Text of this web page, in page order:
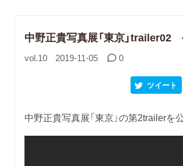
中野正貴写真展「東京」trailer02
vol.10 2019-11-05 0
ツイート
中野正貴写真展「東京」の第2trailerを